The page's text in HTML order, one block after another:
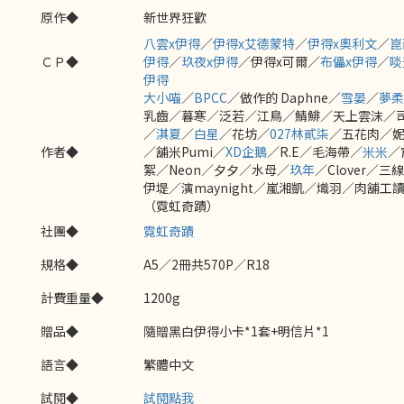
原作◆ 新世界狂歡
ＣＰ◆
八雲x伊得／伊得x艾德蒙特／伊得x奧利文／
伊得／玖夜x伊得／伊得x可爾／布儡x伊得／
伊得
作者◆
大小喵／BPCC／做作的 Daphne／雪晏／夢柔
乳齒／暮寒／泛若／江鳥／鯖鯡／天上雲沫／
／淇夏／白星／花坊／027林貳柒／五花肉／
／舖米Pumi／XD企鵝／R.E／毛海帶／米米／
絮／Neon／夕夕／水母／玖年／Clover／三
伊堤／演maynight／嵐湘凱／熾羽／肉舖工
（霓虹奇蹟）
社團◆
霓虹奇蹟
規格◆
A5／2冊共570P／R18
計費重量◆
1200g
贈品◆
隨贈黑白伊得小卡*1套+明信片*1
語言◆
繁體中文
試閱◆
試閱點我